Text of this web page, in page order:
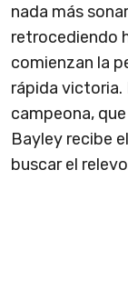
nada más
retrocediendo
comienzan la
rápida victoria.
campeona,
Bayley recibe
buscar el